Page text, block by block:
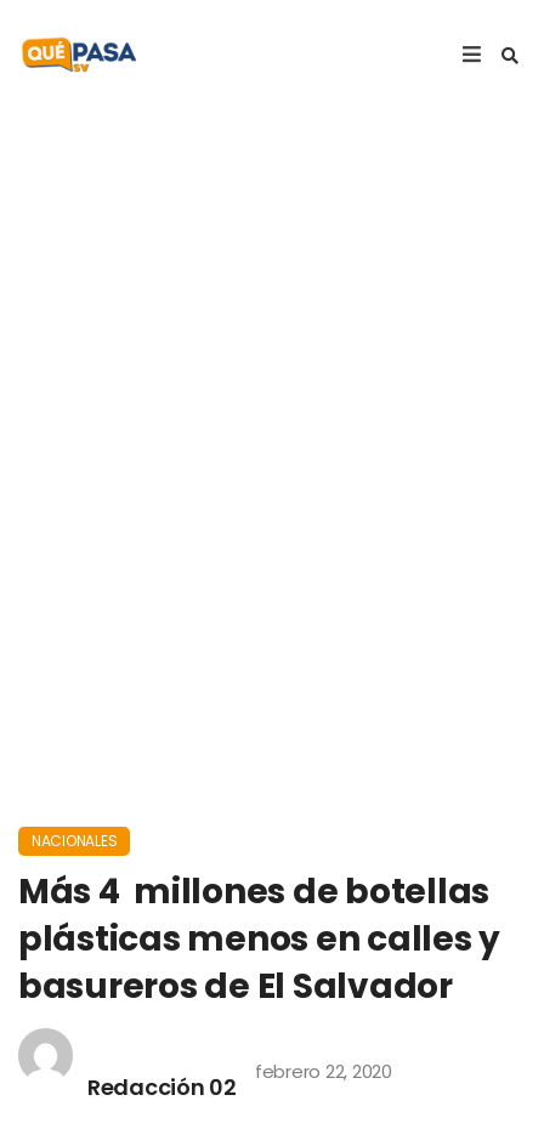
NACIONALES
Más 4 millones de botellas
plásticas menos en calles y
basureros de El Salvador
Redacción 02
febrero 22, 2020